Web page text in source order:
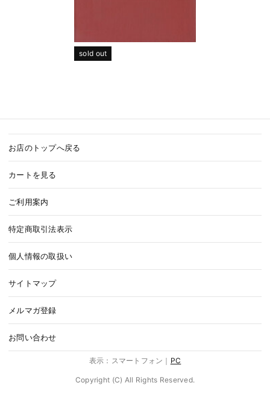
sold out
お店のトップへ戻る
カートを見る
ご利用案内
特定商取引法表示
個人情報の取扱い
サイトマップ
メルマガ登録
お問い合わせ
表示：スマートフォン｜ PC
Copyright (C) All Rights Reserved.